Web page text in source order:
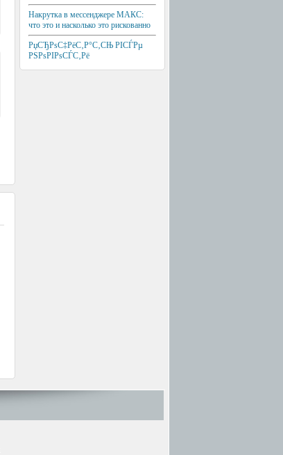
Накрутка в мессенджере МАКС:
что это и насколько это рискованно
РџСЂРѕС‡РёС‚Р°С‚СЊ РІСЃРµ
РЅРѕРІРѕСЃС‚Рё